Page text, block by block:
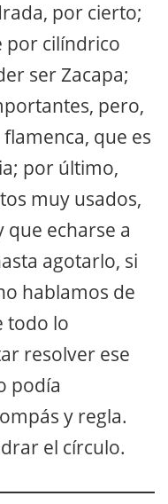
por cierto;
por cilíndrico
ser Zacapa;
pero,
que es
por último,
muy usados,
que echarse a
agotarlo, si
hablamos de
todo lo
resolver ese
podía
y regla.
el círculo.